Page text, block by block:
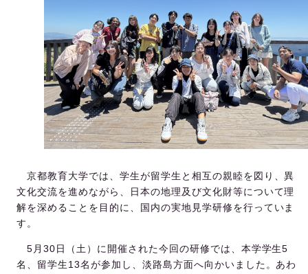
京都教育大学では、学生が留学生と相互の親睦を図り、異
文化交流を進めながら、日本の地理及び文化財等について理
解を深めることを目的に、国内の実地見学研修を行っていま
す。
5月30日（土）に開催された今回の研修では、本学学生5
名、留学生13名が参加し、淡路島方面へ向かいました。あわ